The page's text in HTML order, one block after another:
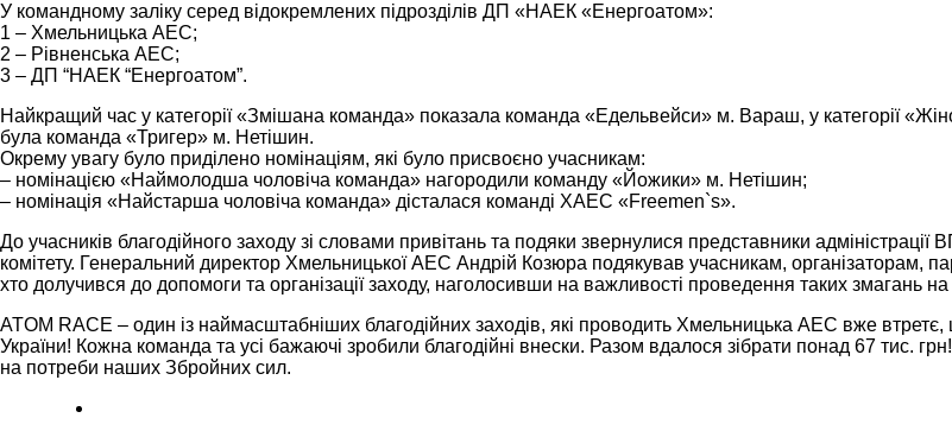
У командному заліку серед відокремлених підрозділів ДП «НАЕК «Енергоатом»:
1 – Хмельницька АЕС;
2 – Рівненська АЕС;
3 – ДП “НАЕК “Енергоатом”.
Найкращий час у категорії «Змішана команда» показала команда «Едельвейси» м. Вараш, у категорії
була команда «Тригер» м. Нетішин.
Окрему увагу було приділено номінаціям, які було присвоєно учасникам:
– номінацією «Наймолодша чоловіча команда» нагородили команду «Йожики» м. Нетішин;
– номінація «Найстарша чоловіча команда» дісталася команді ХАЕС «Freemen`s».
До учасників благодійного заходу зі словами привітань та подяки звернулися представники
комітету. Генеральний директор Хмельницької АЕС Андрій Козюра подякував учасникам, організаторам,
хто долучився до допомоги та організації заходу, наголосивши на важливості проведення таких змагань
ATOM RACE – один із наймасштабніших благодійних заходів, які проводить Хмельницька АЕС вже втретє,
України! Кожна команда та усі бажаючі зробили благодійні внески. Разом вдалося зібрати понад 67 тис.
на потреби наших Збройних сил.